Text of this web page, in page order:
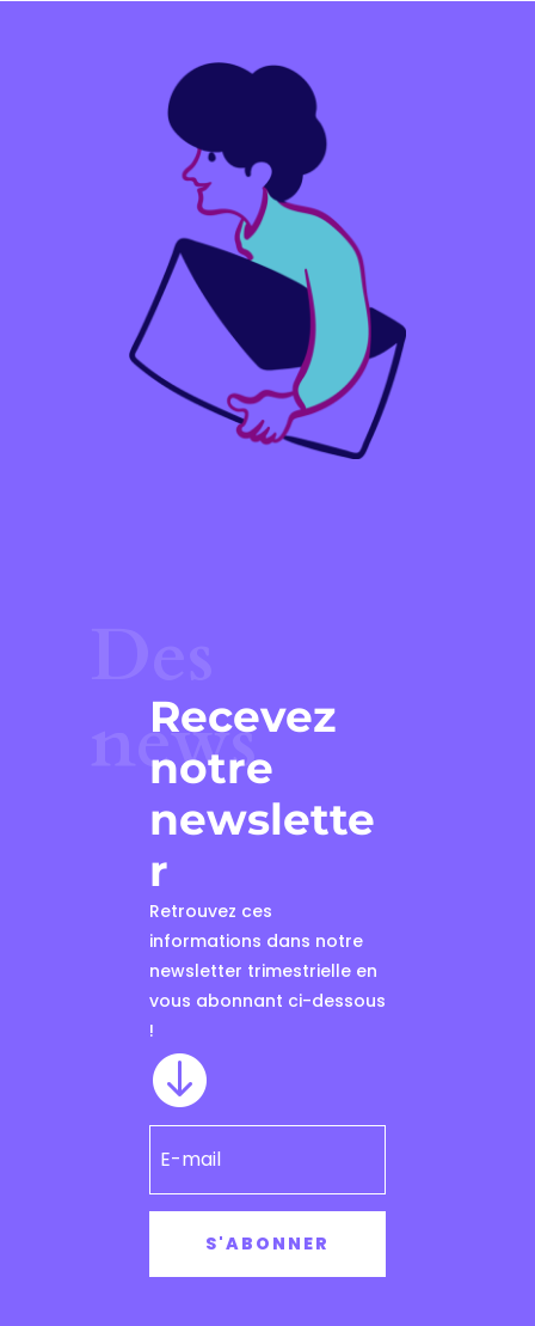
news
Recevez
notre
newslette
r
Retrouvez ces
informations dans notre
newsletter trimestrielle en
vous abonnant ci-dessous
!

S'ABONNER